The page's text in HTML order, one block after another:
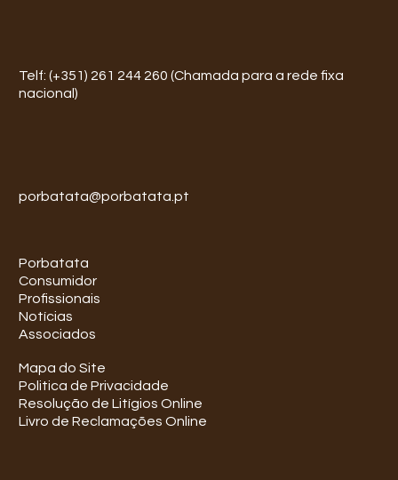
Telf: (+351) 261 244 260 (Chamada para a rede fixa
nacional)
porbatata@porbatata.pt
Porbatata
Consumidor
Profissionais
Notícias
Associados
Mapa do Site
Politica de Privacidade
Resolução de Litígios Online
Livro de Reclamações Online